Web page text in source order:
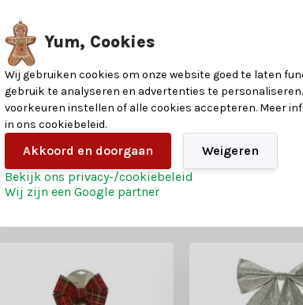
Yum, Cookies
Wij gebruiken cookies om onze website goed te laten
gebruik te analyseren en advertenties te
voorkeuren instellen of alle cookies accepteren. Meer
in ons cookiebeleid.
Akkoord en doorgaan
Weigeren
Bekijk ons privacy-/cookiebeleid
Wij zijn een Google partner